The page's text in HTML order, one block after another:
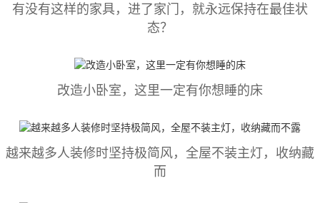
有没有这样的家具，进了家门，就永远保持在最佳状
态？
改造小卧室，这里一定有你想睡的床
越来越多人装修时坚持极简风，全屋不装主灯，收纳藏
而